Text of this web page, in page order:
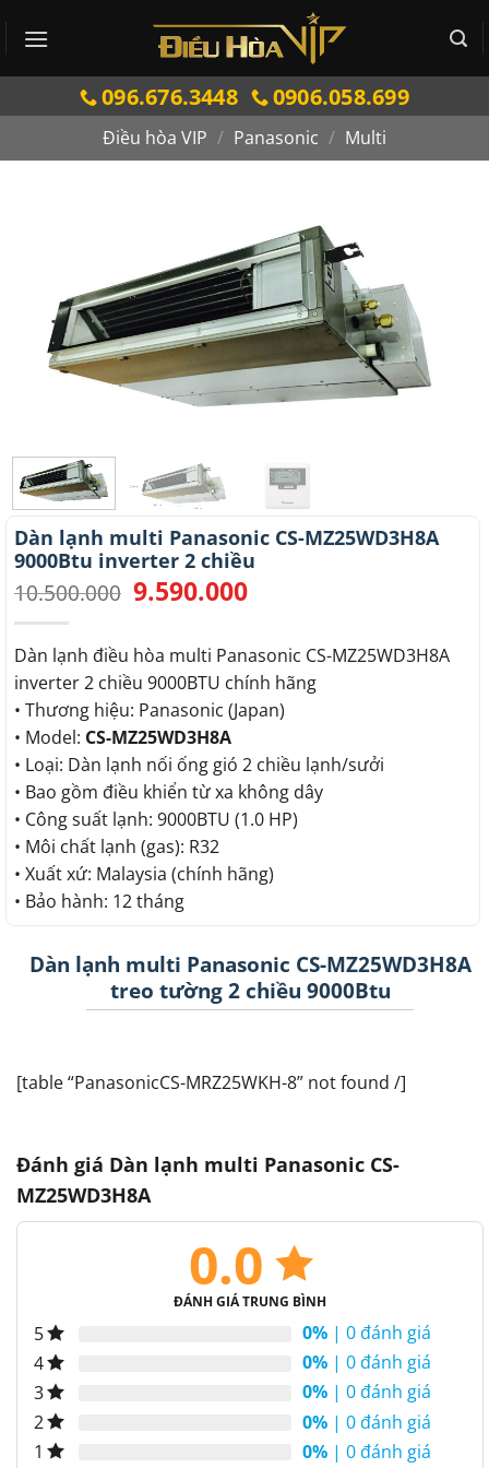
qua
096.676.3448 0906.058.699
Điều hòa VIP / Panasonic / Multi
Dàn lạnh multi Panasonic CS-MZ25WD3H8A
9000Btu inverter 2 chiều
10.500.000 Giá
gốc
10.500.000.
9.590.000Giá
là:
9.590.000.
Dàn lạnh điều hòa multi Panasonic CS-MZ25WD3H8A
inverter 2 chiều 9000BTU chính hãng
• Thương hiệu: Panasonic (Japan)
• Model: CS-MZ25WD3H8A
• Loại: Dàn lạnh nối ống gió 2 chiều lạnh/sưởi
• Bao gồm điều khiển từ xa không dây
• Công suất lạnh: 9000BTU (1.0 HP)
• Môi chất lạnh (gas): R32
• Xuất xứ: Malaysia (chính hãng)
• Bảo hành: 12 tháng
Dàn lạnh multi Panasonic CS-MZ25WD3H8A
treo tường 2 chiều 9000Btu
[table “PanasonicCS-MRZ25WKH-8” not found /]
Đánh giá Dàn lạnh multi Panasonic CS-
MZ25WD3H8A
0.0
ĐÁNH GIÁ TRUNG BÌNH
5 0% | 0 đánh giá
4
0% | 0 đánh giá
3
0% | 0 đánh giá
2
0% | 0 đánh giá
1
0% | 0 đánh giá